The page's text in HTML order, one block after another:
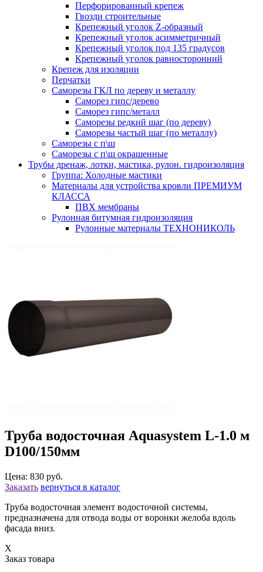
Перфорированный крепеж
Гвозди строительные
Крепежный уголок Z-образный
Крепежный уголок асимметричный
Крепежный уголок под 135 градусов
Крепежный уголок равносторонний
Крепеж для изоляции
Перчатки
Саморезы ГКЛ по дереву и металлу
Саморез гипс/дерево
Саморез гипс/металл
Саморезы редкий шаг (по дереву)
Саморезы частый шаг (по металлу)
Саморезы с п\ш
Саморезы с п\ш окрашенные
Трубы дренаж, лотки, мастика, рулон. гидроизоляция
Группа: Холодные мастики
Материалы для устройства кровли ПРЕМИУМ
КЛАССА
ПВХ мембраны
Рулонная битумная гидроизоляция
Рулонные материалы ТЕХНОНИКОЛЬ
Труба водосточная Aquasystem L-1.0 м
D100/150мм
Цена: 830 руб.
Заказать вернуться в каталог
Труба водосточная элемент водосточной системы,
предназначена для отвода воды от воронки желоба вдоль
фасада вниз.
X
Заказ товара